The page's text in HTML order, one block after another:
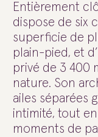
Entièrement
dispose de six
superficie de
plain-pied, et
privé de 3 400
nature. Son
ailes séparées
intimité, tout
moments de